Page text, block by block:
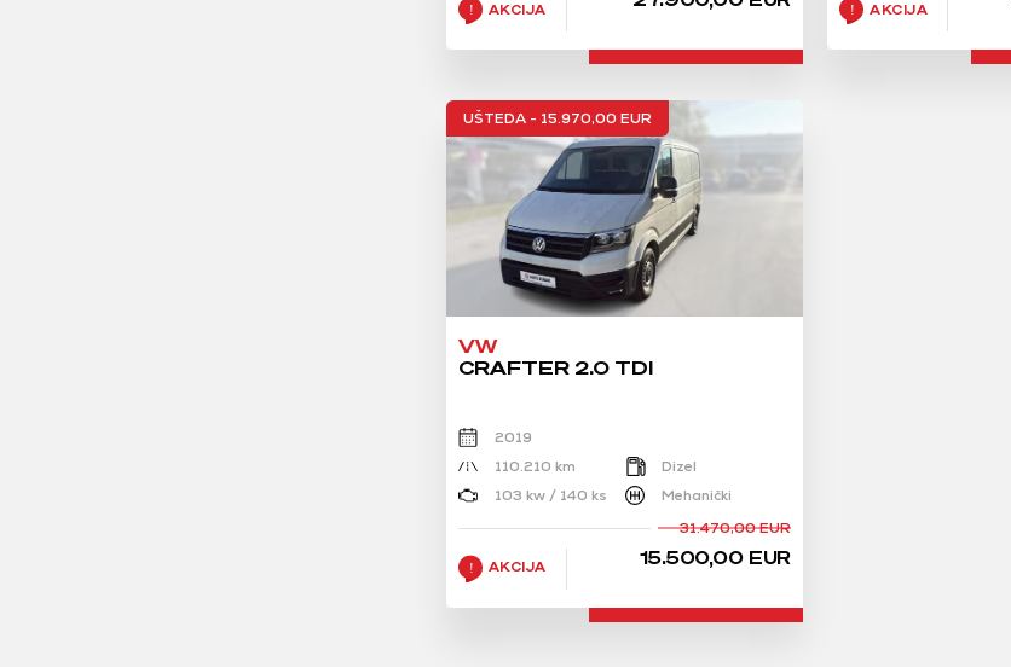
AKCIJA AKCIJA
UŠTEDA - 15.970,00 EUR
VW
CRAFTER 2.0 TDI
2019
110.210 km
Dizel
103 kw / 140 ks
Mehanički
AKCIJA
31.470,00 EUR
15.500,00 EUR